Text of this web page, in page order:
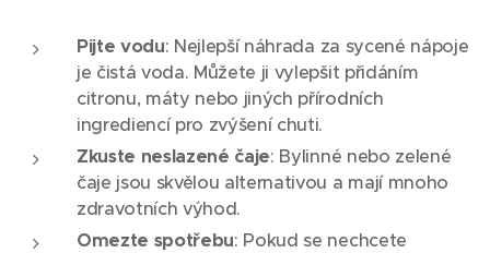
Pijte vodu: Nejlepší náhrada za sycené nápoje
je čistá voda. Můžete ji vylepšit přidáním
citronu, máty nebo jiných přírodních
ingrediencí pro zvýšení chuti.
Zkuste neslazené čaje: Bylinné nebo zelené
čaje jsou skvělou alternativou a mají mnoho
zdravotních výhod.
Omezte spotřebu: Pokud se nechcete